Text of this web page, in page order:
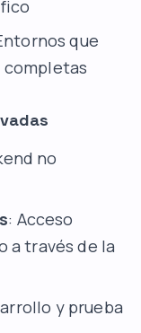
que
no
: Acceso
a través de la
y prueba